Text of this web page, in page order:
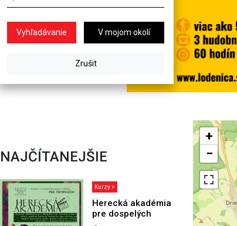
V mojom okolí
NAJČÍTANEJŠIE
Kurzy >
Herecká akadémia
pre dospelých
+
−